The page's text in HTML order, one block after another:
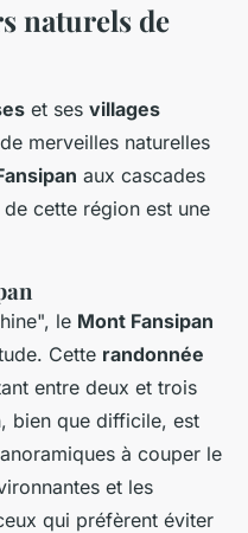
naturels de
et ses villages
merveilles naturelles
aux cascades
cette région est une
le Mont Fansipan
Cette randonnée
entre deux et trois
bien que difficile, est
à couper le
et les
qui préfèrent éviter